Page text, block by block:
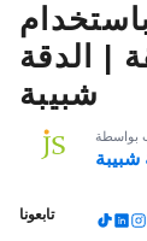
| الدقة
شبيبة
بواسطة
شبيبة
تابعونا